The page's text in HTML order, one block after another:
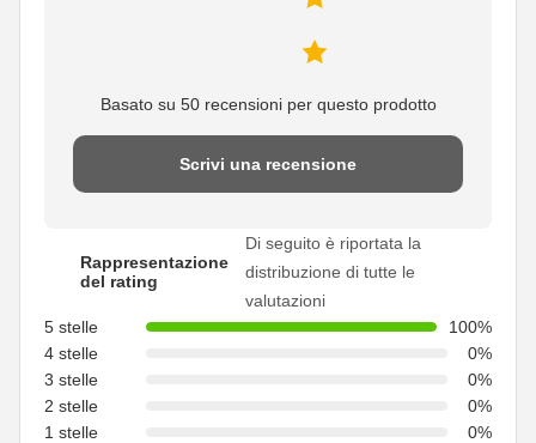
Basato su 50 recensioni per questo prodotto
Scrivi una recensione
Rappresentazione
del rating
Di seguito è riportata la
distribuzione di tutte le
valutazioni
5 stelle
100%
4 stelle
0%
3 stelle
0%
2 stelle
0%
1 stelle
0%